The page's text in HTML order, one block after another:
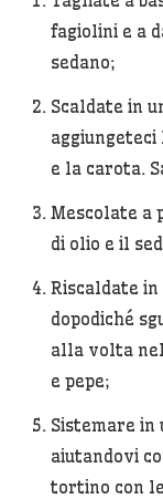
fagiolini e a
sedano;
Scaldate in
aggiungeteci
e la carota.
Mescolate a
di olio e il
Riscaldate in
dopodiché
alla volta
e pepe;
Sistemare in
aiutandovi
tortino con